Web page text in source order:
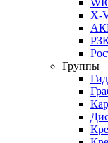
X-
Группы